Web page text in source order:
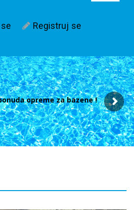
Registruj se
opreme za bazene !